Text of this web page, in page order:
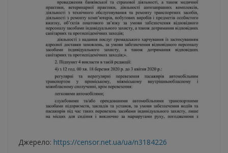
Джерело: https://censor.net.ua/ua/n3184226